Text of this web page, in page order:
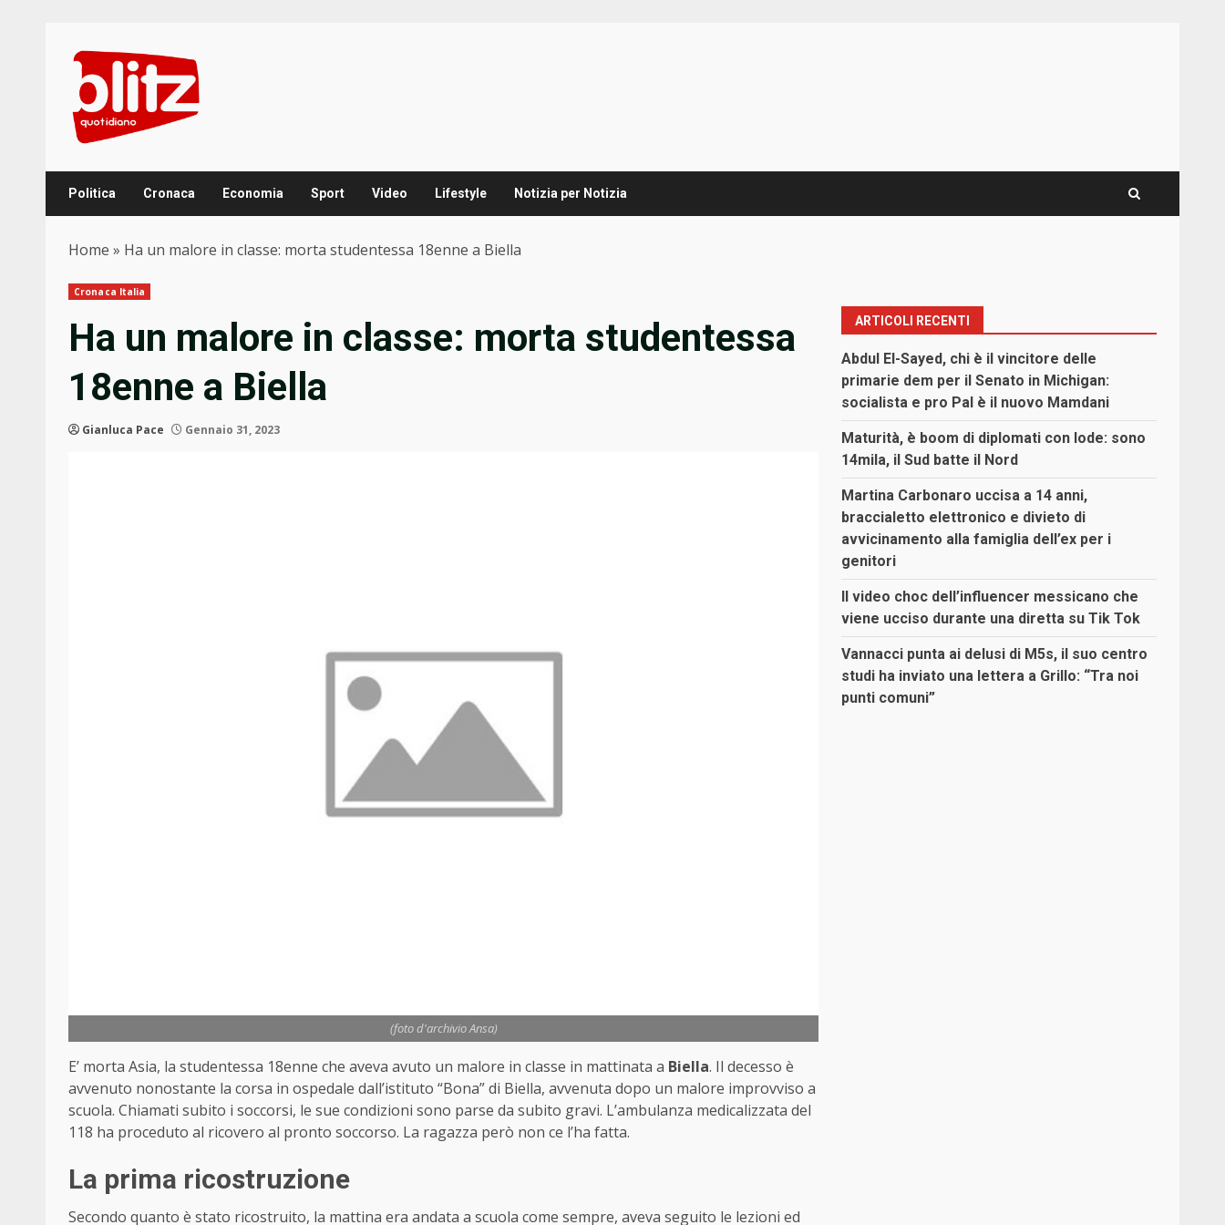
content
Politica Cronaca Economia Sport Video Lifestyle Notizia per Notizia
Home » Ha un malore in classe: morta studentessa 18enne a Biella
Cronaca Italia
Ha un malore in classe: morta studentessa
18enne a Biella
Gianluca Pace Gennaio 31, 2023
(foto d'archivio Ansa)
E’ morta Asia, la studentessa 18enne che aveva avuto un malore in classe in mattinata a Biella. Il decesso è
avvenuto nonostante la corsa in ospedale dall’istituto “Bona” di Biella, avvenuta dopo un malore improvviso a
scuola. Chiamati subito i soccorsi, le sue condizioni sono parse da subito gravi. L’ambulanza medicalizzata del
118 ha proceduto al ricovero al pronto soccorso. La ragazza però non ce l’ha fatta.
La prima ricostruzione
Secondo quanto è stato ricostruito, la mattina era andata a scuola come sempre, aveva seguito le lezioni ed
ARTICOLI RECENTI
Abdul El-Sayed, chi è il vincitore delle
primarie dem per il Senato in Michigan:
socialista e pro Pal è il nuovo Mamdani
Maturità, è boom di diplomati con lode: sono
14mila, il Sud batte il Nord
Martina Carbonaro uccisa a 14 anni,
braccialetto elettronico e divieto di
avvicinamento alla famiglia dell’ex per i
genitori
Il video choc dell’influencer messicano che
viene ucciso durante una diretta su Tik Tok
Vannacci punta ai delusi di M5s, il suo centro
studi ha inviato una lettera a Grillo: “Tra noi
punti comuni”